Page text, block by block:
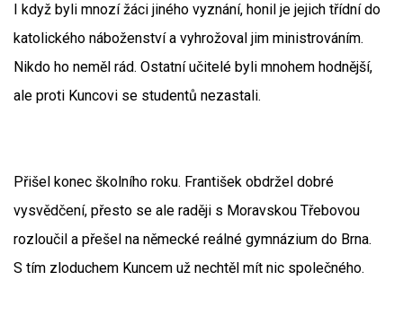
I když byli mnozí žáci jiného vyznání, honil je jejich třídní do
katolického náboženství a vyhrožoval jim ministrováním.
Nikdo ho neměl rád. Ostatní učitelé byli mnohem hodnější,
ale proti Kuncovi se studentů nezastali.
Přišel konec školního roku. František obdržel dobré
vysvědčení, přesto se ale raději s Moravskou Třebovou
rozloučil a přešel na německé reálné gymnázium do Brna.
S tím zloduchem Kuncem už nechtěl mít nic společného.